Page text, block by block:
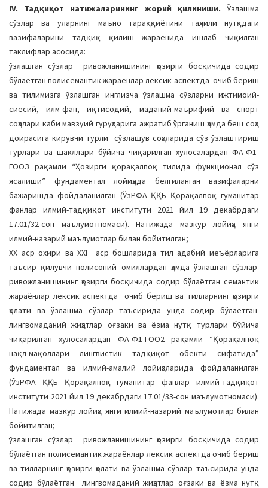
IV. Тадқиқот натижаларининг жорий қилиниши. Ўзлашма
сўзлар ва уларнинг маъно тараққиётини таҳлили нутқдаги
вазифаларини тадқиқ қилиш жараёнида ишлаб чиқилган
таклифлар асосида:
ўзлашган сўзлар ривожланишининг ҳозирги босқичида содир
бўлаётган полисемантик жараёнлар лексик аспектда очиб бериш
ва тилимизга ўзлашган инглизча ўзлашма сўзларни ижтимоий-
сиёсий, илм-фан, иқтисодий, маданий-маърифий ва спорт
соҳалари каби мавзуий гуруҳларига ажратиб ўрганиш ҳамда беш соҳа
доирасига кирувчи турли сўзлашув соҳаларида сўз ўзлаштириш
турлари ва шакллари бўйича чиқарилган хулосалардан ФА-Ф1-
ГООЗ рақамли “Ҳозирги қорақалпоқ тилида функционал сўз
ясалиши” фундаментал лойиҳада белгиланган вазифаларни
бажаришда фойдаланилган (ЎзРФА ҚҚБ Қорақалпоқ гуманитар
фанлар илмий-тадқиқот институти 2021 йил 19 декабрдаги
17.01/32-сон маълумотномаси). Натижада мазкур лойиҳа янги
илмий-назарий маълумотлар билан бойитилган;
ХХ аср охири ва ХХI аср бошларида тил адабий меъёрларига
таъсир қилувчи нолисоний омиллардан ҳамда ўзлашган сўзлар
ривожланишининг ҳозирги босқичида содир бўлаётган семантик
жараёнлар лексик аспектда очиб бериш ва тилларнинг ҳозирги
ҳолати ва ўзлашма сўзлар таъсирида унда содир бўлаётган
лингвомаданий жиҳатлар оғзаки ва ёзма нутқ турлари бўйича
чиқарилган хулосалардан ФА-Ф1-ГОО2 рақамли “Қорақалпоқ
нақл-мақоллари лингвистик тадқиқот обекти сифатида”
фундаментал ва илмий-амалий лойиҳаларида фойдаланилган
(ЎзРФА ҚҚБ Қорақалпоқ гуманитар фанлар илмий-тадқиқот
институти 2021 йил 19 декабрдаги 17.01/33-сон маълумотномаси).
Натижада мазкур лойиҳа янги илмий-назарий маълумотлар билан
бойитилган;
ўзлашган сўзлар ривожланишининг ҳозирги босқичида содир
бўлаётган полисемантик жараёнлар лексик аспектда очиб бериш
ва тилларнинг ҳозирги ҳолати ва ўзлашма сўзлар таъсирида унда
содир бўлаётган лингвомаданий жиҳатлар оғзаки ва ёзма нутқ